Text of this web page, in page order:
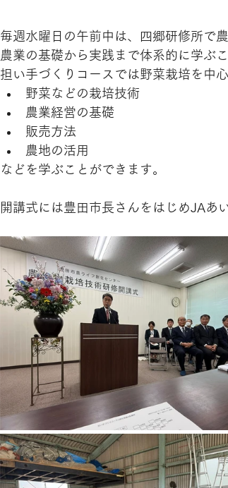
毎週水曜日の午前中は、四郷研修所で
農業の基礎から実践まで体系的に学ぶ
担い手づくりコースでは野菜栽培を中
野菜などの栽培技術
農業経営の基礎
販売方法
農地の活用
などを学ぶことができます。
開講式には豊田市長さんをはじめJAあ